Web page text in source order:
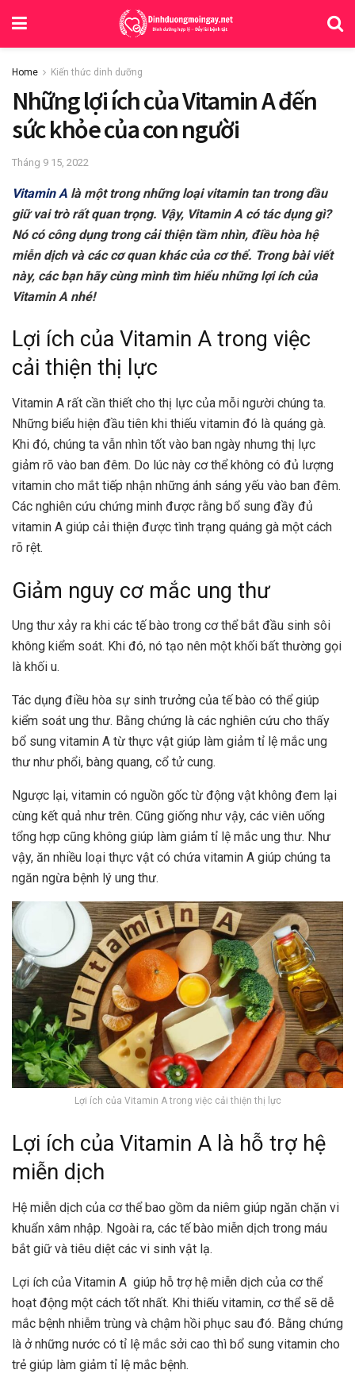
Home Kiến thức dinh dưỡng
Những lợi ích của Vitamin A đến
sức khỏe của con người
Tháng 9 15, 2022
Vitamin A là một trong những loại vitamin tan trong dầu
giữ vai trò rất quan trọng. Vậy, Vitamin A có tác dụng gì?
Nó có công dụng trong cải thiện tầm nhìn, điều hòa hệ
miễn dịch và các cơ quan khác của cơ thể. Trong bài viết
này, các bạn hãy cùng mình tìm hiểu những lợi ích của
Vitamin A nhé!
Lợi ích của Vitamin A trong việc
cải thiện thị lực
Vitamin A rất cần thiết cho thị lực của mỗi người chúng ta.
Những biểu hiện đầu tiên khi thiếu vitamin đó là quáng gà.
Khi đó, chúng ta vẫn nhìn tốt vào ban ngày nhưng thị lực
giảm rõ vào ban đêm. Do lúc này cơ thể không có đủ lượng
vitamin cho mắt tiếp nhận những ánh sáng yếu vào ban đêm.
Các nghiên cứu chứng minh được rằng bổ sung đầy đủ
vitamin A giúp cải thiện được tình trạng quáng gà một cách
rõ rệt.
Giảm nguy cơ mắc ung thư
Ung thư xảy ra khi các tế bào trong cơ thể bắt đầu sinh sôi
không kiểm soát. Khi đó, nó tạo nên một khối bất thường gọi
là khối u.
Tác dụng điều hòa sự sinh trưởng của tế bào có thể giúp
kiểm soát ung thư. Bằng chứng là các nghiên cứu cho thấy
bổ sung vitamin A từ thực vật giúp làm giảm tỉ lệ mắc ung
thư như phổi, bàng quang, cổ tử cung.
Ngược lại, vitamin có nguồn gốc từ động vật không đem lại
cùng kết quả như trên. Cũng giống như vậy, các viên uống
tổng hợp cũng không giúp làm giảm tỉ lệ mắc ung thư. Như
vậy, ăn nhiều loại thực vật có chứa vitamin A giúp chúng ta
ngăn ngừa bệnh lý ung thư.
Lợi ích của Vitamin A trong việc cải thiện thị lực
Lợi ích của Vitamin A là hỗ trợ hệ
miễn dịch
Hệ miễn dịch của cơ thể bao gồm da niêm giúp ngăn chặn vi
khuẩn xâm nhập. Ngoài ra, các tế bào miễn dịch trong máu
bắt giữ và tiêu diệt các vi sinh vật lạ.
Lợi ích của Vitamin A giúp hỗ trợ hệ miễn dịch của cơ thể
hoạt động một cách tốt nhất. Khi thiếu vitamin, cơ thể sẽ dễ
mắc bệnh nhiễm trùng và chậm hồi phục sau đó. Bằng chứng
là ở những nước có tỉ lệ mắc sởi cao thì bổ sung vitamin cho
trẻ giúp làm giảm tỉ lệ mắc bệnh.